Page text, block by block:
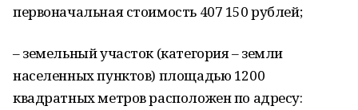
первоначальная стоимость 407 150 рублей;
– земельный участок (категория – земли
населенных пунктов) площадью 1200
квадратных метров расположен по адресу: